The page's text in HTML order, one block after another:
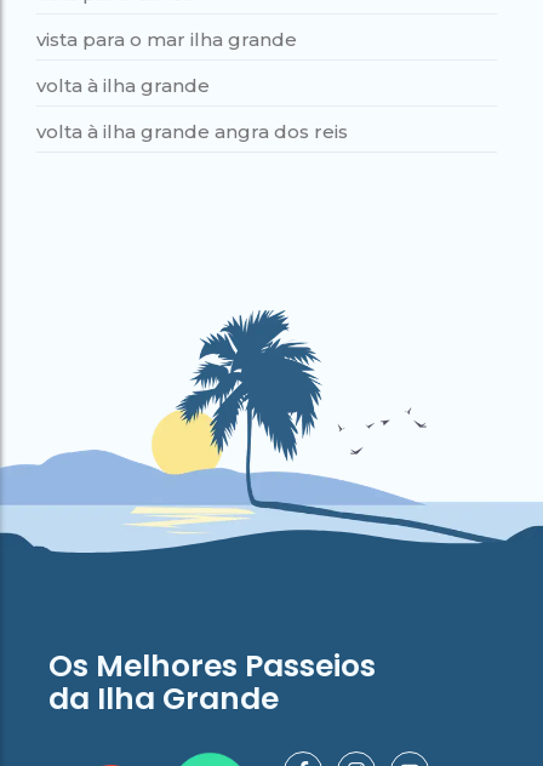
vista para o mar ilha grande
volta à ilha grande
volta à ilha grande angra dos reis
Os Melhores Passeios
da Ilha Grande